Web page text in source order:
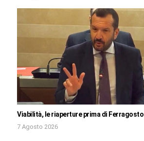
Viabilità, le riaperture prima di Ferragosto
7 Agosto 2026